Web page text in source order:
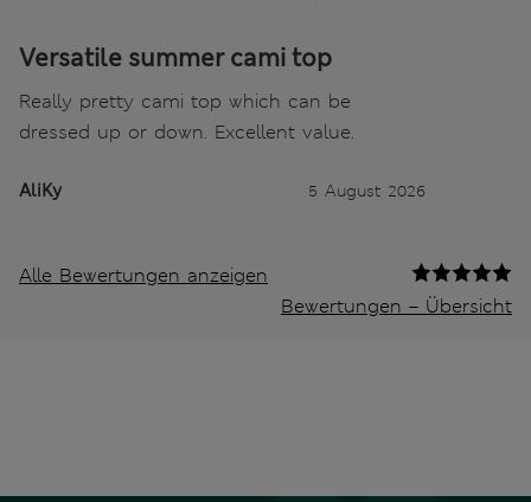
Versatile summer cami top
Really pretty cami top which can be
dressed up or down. Excellent value.
AliKy 5 August 2026
Alle Bewertungen anzeigen
Bewertungen – Übersicht